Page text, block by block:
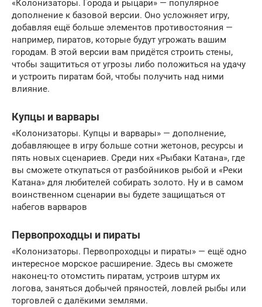
«Колонизаторы. Города и рыцари» — популярное
дополнение к базовой версии. Оно усложняет игру,
добавляя ещё больше элементов противостояния —
например, пиратов, которые будут угрожать вашим
городам. В этой версии вам придётся строить стены,
чтобы защититься от угрозы либо положиться на удачу
и устроить пиратам бой, чтобы получить над ними
влияние.
Купцы и варвары
«Колонизаторы. Купцы и варвары» — дополнение,
добавляющее в игру больше сотни жетонов, ресурсы и
пять новых сценариев. Среди них «Рыбаки Катана», где
вы сможете откупаться от разбойников рыбой и «Реки
Катана» для любителей собирать золото. Ну и в самом
воинственном сценарии вы будете защищаться от
набегов варваров
Первопроходцы и пираты
«Колонизаторы. Первопроходцы и пираты» — ещё одно
интересное морское расширение. Здесь вы сможете
наконец-то отомстить пиратам, устроив штурм их
логова, заняться добычей пряностей, ловлей рыбы или
торговлей с далёкими землями.